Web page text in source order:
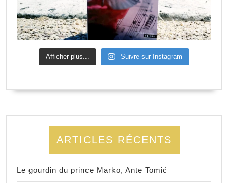
Afficher plus... Suivre sur Instagram
ARTICLES RÉCENTS
Le gourdin du prince Marko, Ante Tomić